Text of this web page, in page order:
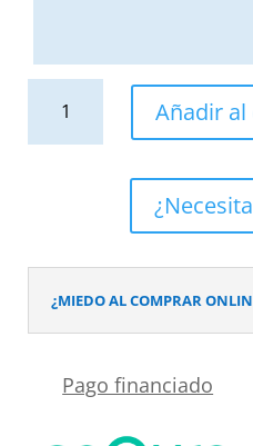
1
fijo
-
puerta
Añadir
¿MIEDO AL COMPRAR
Pago financiado